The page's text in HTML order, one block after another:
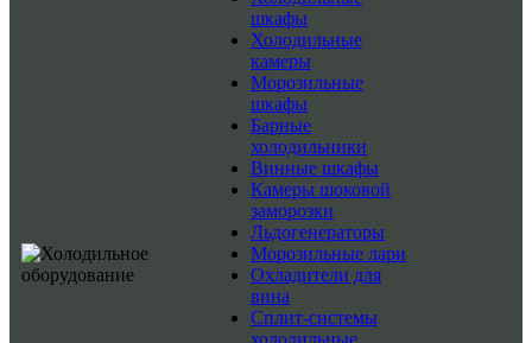
шкафы
Холодильные
камеры
Морозильные
шкафы
Барные
холодильники
Винные шкафы
Камеры шоковой
заморозки
Льдогенераторы
Морозильные лари
Охладители для
вина
Сплит-системы
холодильные